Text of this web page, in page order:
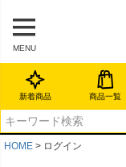
MENU
新着商品 商品一覧
HOME ログイン